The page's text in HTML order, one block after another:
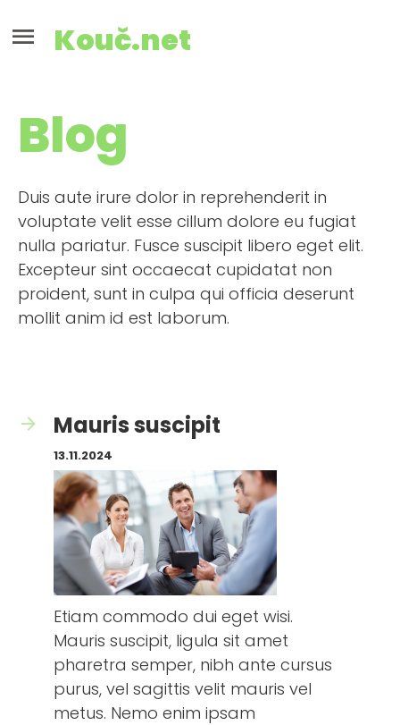
Kouč.net
Blog
Duis aute irure dolor in reprehenderit in
voluptate velit esse cillum dolore eu fugiat
nulla pariatur. Fusce suscipit libero eget elit.
Excepteur sint occaecat cupidatat non
proident, sunt in culpa qui officia deserunt
mollit anim id est laborum.
Mauris suscipit
13.11.2024
Etiam commodo dui eget wisi.
Mauris suscipit, ligula sit amet
pharetra semper, nibh ante cursus
purus, vel sagittis velit mauris vel
metus. Nemo enim ipsam